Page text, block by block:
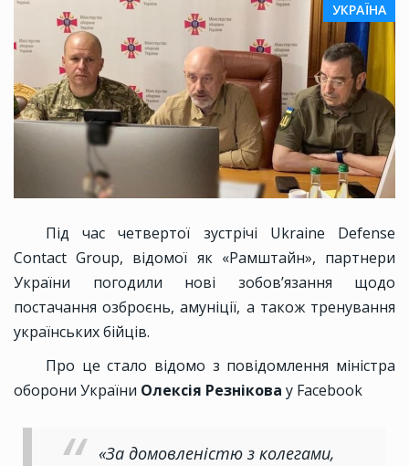
УКРАЇНА
Під час четвертої зустрічі Ukraine Defense
Contact Group, відомої як «Рамштайн», партнери
України погодили нові зобов’язання щодо
постачання озброєнь, амуніції, а також тренування
українських бійців.
Про це стало відомо з повідомлення міністра
оборони України Олексія Резнікова у Facebook
«За домовленістю з колегами,